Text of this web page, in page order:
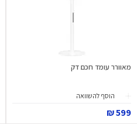
מאוורר עומד חכם דק
הוסף להשוואה
599 ₪